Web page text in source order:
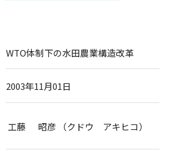
WTO体制下の水田農業構造改革
2003年11月01日
工藤 昭彦 （クドウ アキヒコ）